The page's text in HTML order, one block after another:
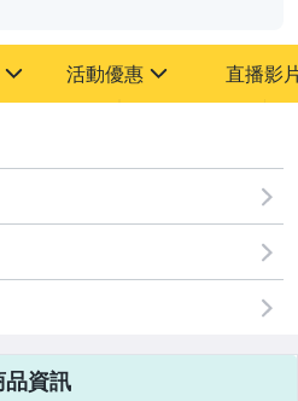
-
活動優惠
絲轉享】
直播影
品資訊